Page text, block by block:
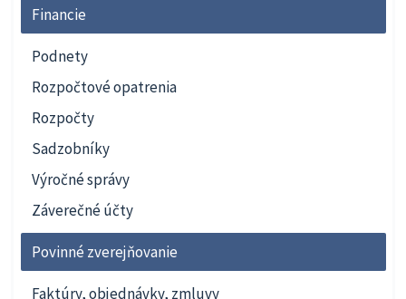
Financie
Podnety
Rozpočtové opatrenia
Rozpočty
Sadzobníky
Výročné správy
Záverečné účty
Povinné zverejňovanie
Faktúry, objednávky, zmluvy